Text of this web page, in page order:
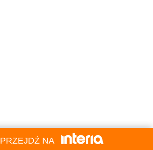
PRZEJDŹ NA